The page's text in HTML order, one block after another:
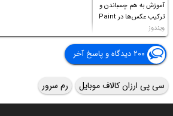
آموزش به هم چسباندن و
ترکیب عکس‌ها در Paint
ویندوز
۲۰۰ دیدگاه و پاسخ آخر
سی پی ارزان کالاف موبایل رم سرور